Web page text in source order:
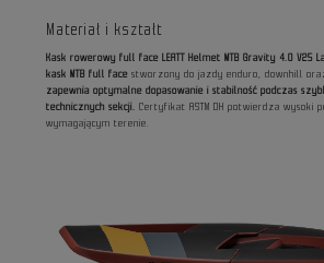
Materiał i kształt
Kask rowerowy full face LEATT Helmet MTB Gravity 4.0 V25
kask MTB full face stworzony do jazdy enduro, downhill
zapewnia optymalne dopasowanie i stabilność podczas
technicznych sekcji. Certyfikat ASTM DH potwierdza wysoki
wymagającym terenie.